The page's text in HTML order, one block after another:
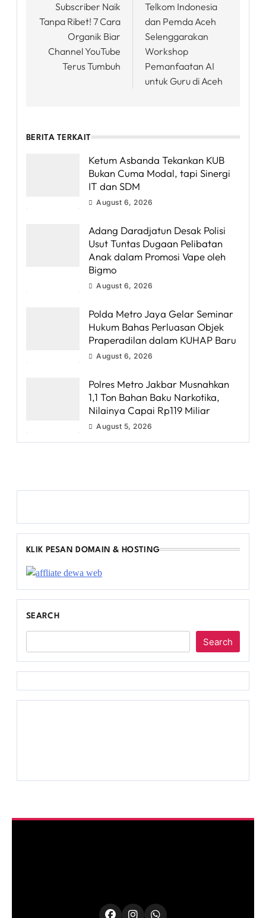
navigation
Subscriber Naik
Tanpa Ribet! 7 Cara
Organik Biar
Channel YouTube
Terus Tumbuh
Telkom Indonesia
dan Pemda Aceh
Selenggarakan
Workshop
Pemanfaatan AI
untuk Guru di Aceh
BERITA TERKAIT
Ketum Asbanda Tekankan KUB
Bukan Cuma Modal, tapi Sinergi
IT dan SDM
August 6, 2026
Adang Daradjatun Desak Polisi
Usut Tuntas Dugaan Pelibatan
Anak dalam Promosi Vape oleh
Bigmo
August 6, 2026
Polda Metro Jaya Gelar Seminar
Hukum Bahas Perluasan Objek
Praperadilan dalam KUHAP Baru
August 6, 2026
Polres Metro Jakbar Musnahkan
1,1 Ton Bahan Baku Narkotika,
Nilainya Capai Rp119 Miliar
August 5, 2026
KLIK PESAN DOMAIN & HOSTING
SEARCH
Search